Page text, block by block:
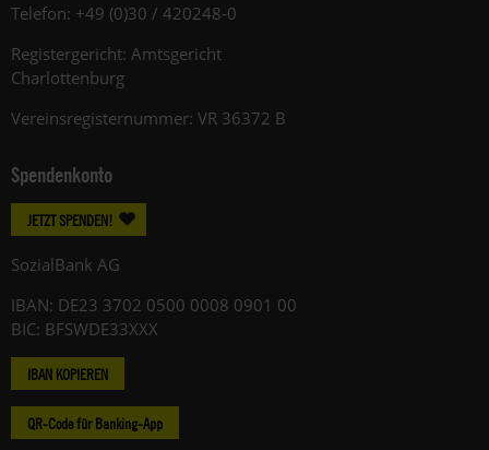
Telefon: +49 (0)30 / 420248-0
Registergericht: Amtsgericht
Charlottenburg
Vereinsregisternummer: VR 36372 B
Spendenkonto
JETZT SPENDEN!
SozialBank AG
IBAN: DE23 3702 0500 0008 0901 00
BIC: BFSWDE33XXX
IBAN KOPIEREN
QR-Code für Banking-App